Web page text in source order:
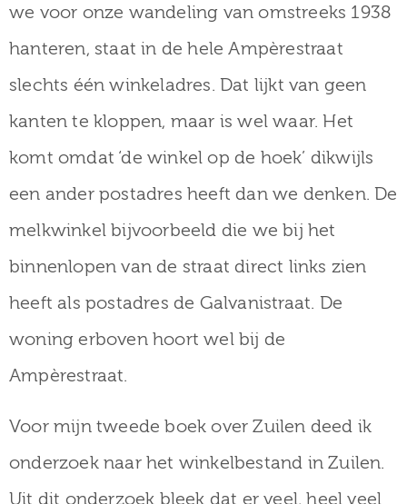
we voor onze wandeling van omstreeks 1938
hanteren, staat in de hele Ampèrestraat
slechts één winkeladres. Dat lijkt van geen
kanten te kloppen, maar is wel waar. Het
komt omdat ‘de winkel op de hoek’ dikwijls
een ander postadres heeft dan we denken. De
melkwinkel bijvoorbeeld die we bij het
binnenlopen van de straat direct links zien
heeft als postadres de Galvanistraat. De
woning erboven hoort wel bij de
Ampèrestraat.
Voor mijn tweede boek over Zuilen deed ik
onderzoek naar het winkelbestand in Zuilen.
Uit dit onderzoek bleek dat er veel, heel veel